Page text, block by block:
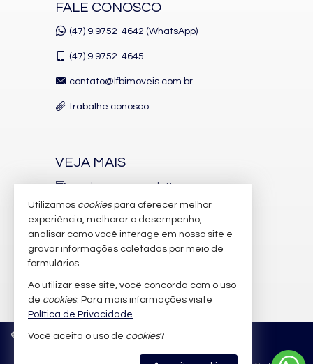
FALE CONOSCO
(47) 9.9752-4642 (WhatsApp)
(47) 9.9752-4645
contato@lfbimoveis.com.br
trabalhe conosco
VEJA MAIS
receba nosso newsletter
indicadores financeiros
cadastre seu imóvel
imóveis favoritos
mapa de imóveis
© 2026 CRECI/SC 6.388-J Política de Privacidade
Utilizamos cookiespara oferecer melhor
experiência, melhorar o desempenho,
analisar como você interage em nosso site e
gravar informações coletadas por meio de
formulários.
Ao utilizar esse site, você concorda com o uso
de cookies. Para mais informações visite
Política de Privacidade.
Você aceita o uso de cookies?